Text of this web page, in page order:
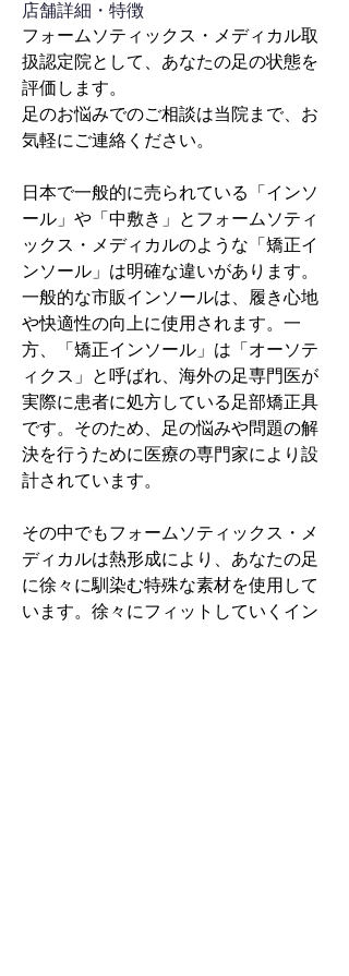
​店舗詳細・特徴
フォームソティックス・メディカル取
扱認定院として、あなたの足の状態を
評価します。
足のお悩みでのご相談は当院まで、お
気軽にご連絡ください。
日本で一般的に売られている「インソ
ール」や「中敷き」とフォームソティ
ックス・メディカルのような「矯正イ
ンソール」は明確な違いがあります。
一般的な市販インソールは、履き心地
や快適性の向上に使用されます。一
方、「矯正インソール」は「オーソテ
ィクス」と呼ばれ、海外の足専門医が
実際に患者に処方している足部矯正具
です。そのため、足の悩みや問題の解
決を行うために医療の専門家により設
計されています。
その中でもフォームソティックス・メ
ディカルは熱形成により、あなたの足
に徐々に馴染む特殊な素材を使用して
います。徐々にフィットしていくイン